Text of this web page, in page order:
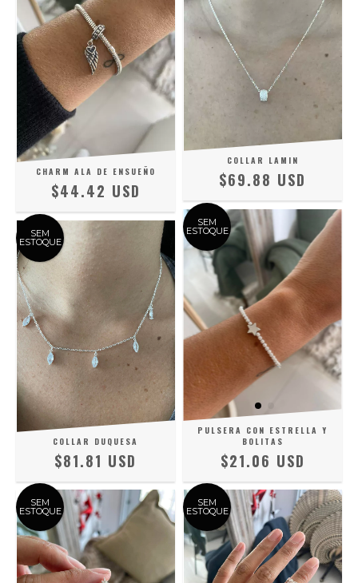
CHARM ALA DE ENSUEÑO
$44.42 USD
COLLAR LAMIN
$69.88 USD
SEM
ESTOQUE
COLLAR DUQUESA
$81.81 USD
SEM
ESTOQUE
PULSERA CON ESTRELLA Y
BOLITAS
$21.06 USD
SEM
ESTOQUE
SEM
ESTOQUE